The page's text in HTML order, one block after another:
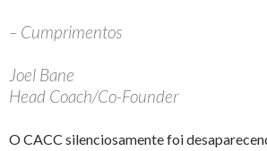
– Cumprimentos
Joel Bane
Head Coach/Co-Founder
O CACC silenciosamente foi